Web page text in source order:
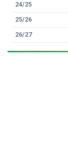
24/25
25/26
26/27